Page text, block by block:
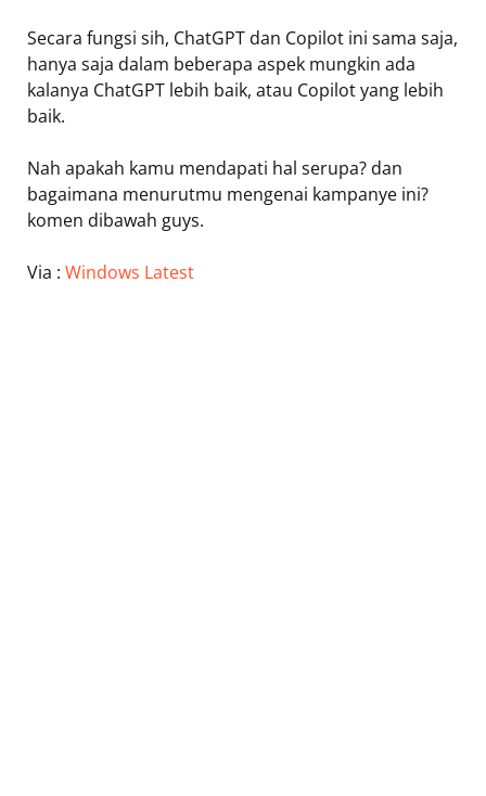
Secara fungsi sih, ChatGPT dan Copilot ini sama saja,
hanya saja dalam beberapa aspek mungkin ada
kalanya ChatGPT lebih baik, atau Copilot yang lebih
baik.
Nah apakah kamu mendapati hal serupa? dan
bagaimana menurutmu mengenai kampanye ini?
komen dibawah guys.
Via : Windows Latest